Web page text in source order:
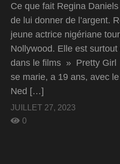
Ce que fait Regina
de lui donner de l’argent.
jeune actrice nigériane
Nollywood. Elle est
dans le films » Pretty Girl
se marie, a 19 ans, avec
Ned […]
JUILLET 27, 2023
0